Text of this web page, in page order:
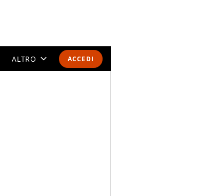
ACCEDI
ALTRO